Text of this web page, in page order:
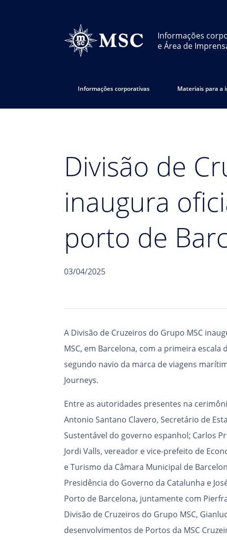
Informações
e Área de
Informações corporativas Materiais para a
Divisão de
inaugura
porto de
03/04/2025
A Divisão de Cruzeiros do Grupo MSC
MSC, em Barcelona, com a primeira escala
segundo navio da marca de viagens
Journeys.
Entre as autoridades presentes na
Antonio Santano Clavero, Secretário de
Sustentável do governo espanhol; Carlos
Jordi Valls, vereador e vice-prefeito de
e Turismo da Câmara Municipal de
Presidência do Governo da Catalunha e
Porto de Barcelona, juntamente com
Divisão de Cruzeiros do Grupo MSC,
desenvolvimentos de Portos da MSC